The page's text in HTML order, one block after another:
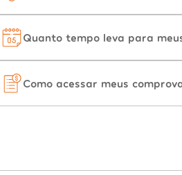
Quanto tempo leva para
Como acessar meus